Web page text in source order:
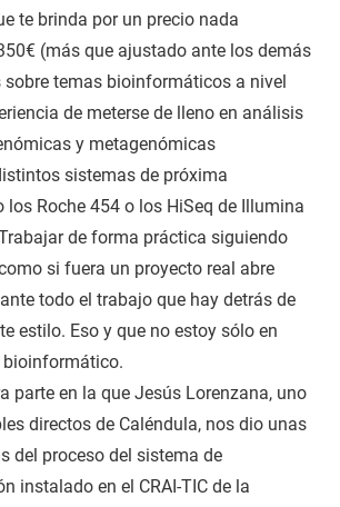
te brinda por un precio nada
(más que ajustado ante los demás
temas bioinformáticos a nivel
de meterse de lleno en análisis
y metagenómicas
sistemas de próxima
los Roche 454 o los HiSeq de Illumina
de forma práctica siguiendo
si fuera un proyecto real abre
todo el trabajo que hay detrás de
estilo. Eso y que no estoy sólo en
parte en la que Jesús Lorenzana, uno
directos de Caléndula, nos dio unas
del proceso del sistema de
instalado en el CRAI-TIC de la